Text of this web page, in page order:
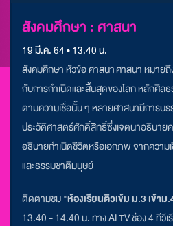
สังคมศึกษา : ศาสนา
19 มี.ค. 64 • 13.40 น.
สังคมศึกษา หัวข้อ ศาสนา ศาสนา หมาย
กับการกำเนิดและสิ้นสุดของโลก หลักศี
ตามความเชื่อนั้น ๆ หลายศาสนามีการ
ประวัติศาสตร์ศักดิ์สิทธิ์ซึ่งเจตนาอธิบาย
อธิบายกำเนิดชีวิตหรือเอกภพ จากความ
และธรรมชาติมนุษย์
ติดตามชม "ห้องเรียนติวเข้ม ม.3 เข้าม
13.40 - 14.40 น. ทาง ALTV ช่อง 4 ทีวี